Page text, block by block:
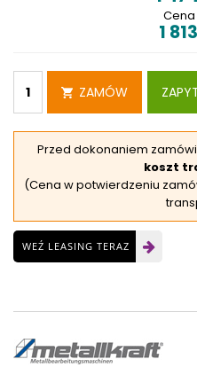
1
ZAMÓW
Przed dokonaniem
koszt
(Cena w potwierdzeniu
WEŹ LEASING TERAZ